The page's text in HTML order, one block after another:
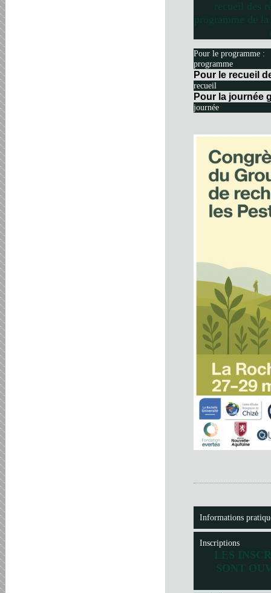
recueil des
programme de
Pour le programme :
programme
Pour le recueil
recueil
Pour la journée
journée
Informations
Inscriptions
LES
SONT